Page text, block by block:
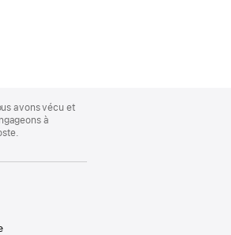
avons vécu et
à